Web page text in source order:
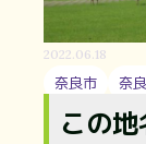
2022.06.18
奈良市 奈
この